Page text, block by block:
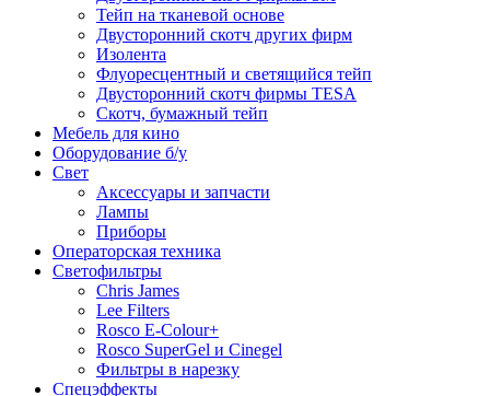
Тейп на тканевой основе
Двусторонний скотч других фирм
Изолента
Флуоресцентный и светящийся тейп
Двусторонний скотч фирмы TESA
Скотч, бумажный тейп
Мебель для кино
Оборудование б/у
Свет
Аксессуары и запчасти
Лампы
Приборы
Операторская техника
Светофильтры
Chris James
Lee Filters
Rosco E-Colour+
Rosco SuperGel и Cinegel
Фильтры в нарезку
Спецэффекты